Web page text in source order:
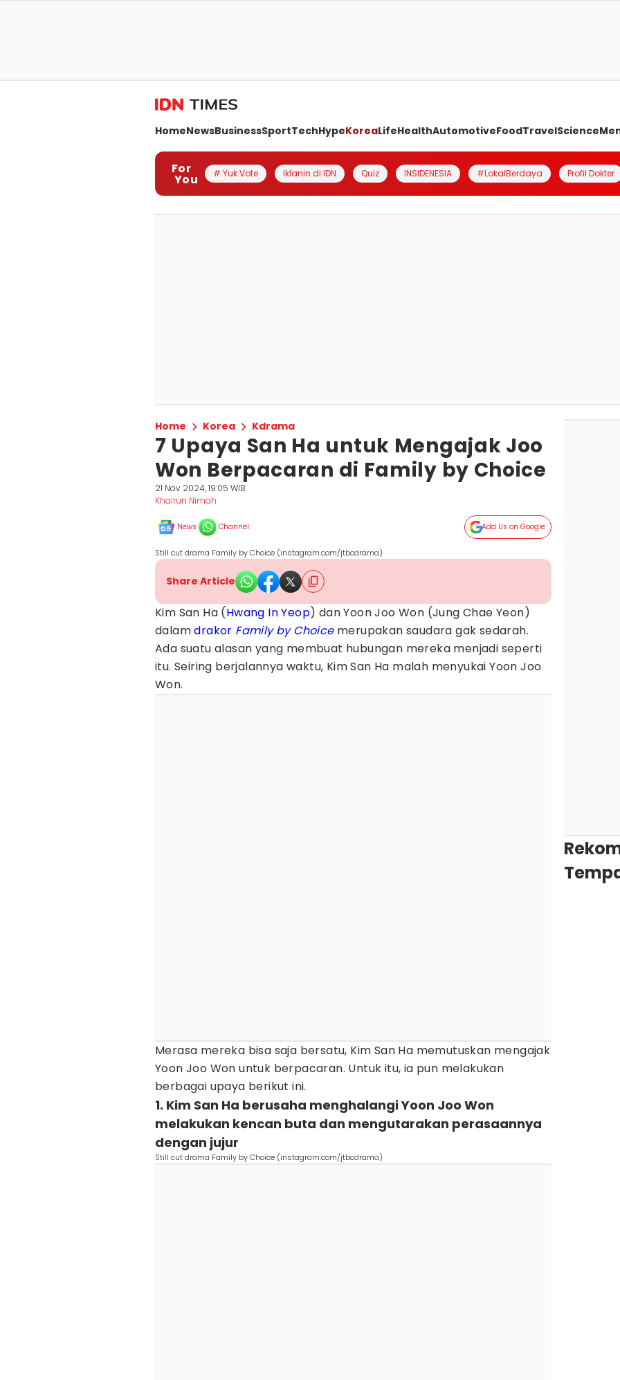
HomeNewsBusinessSportTechHypeKoreaLifeHealthAutomotiveFoodTravelScience
For
You # Yuk Vote Iklanin di IDN Quiz INSIDENESIA #LokalBerdaya Profil Dokter
Home Korea Kdrama
7 Upaya San Ha untuk Mengajak Joo
Won Berpacaran di Family by Choice
21 Nov 2024, 19:05 WIB
Khairun Nimah
News Channel Add Us on Google
Still cut drama Family by Choice (instagram.com/jtbcdrama)
Share Article
Kim San Ha (Hwang In Yeop) dan Yoon Joo Won (Jung Chae Yeon)
dalamdrakor Family by Choicemerupakan saudara gak sedarah.
Ada suatu alasan yang membuat hubungan mereka menjadi seperti
itu. Seiring berjalannya waktu, Kim San Ha malah menyukai Yoon Joo
Won.
Merasa mereka bisa saja bersatu, Kim San Ha memutuskan mengajak
Yoon Joo Won untuk berpacaran. Untuk itu, ia pun melakukan
berbagai upaya berikut ini.
1. Kim San Ha berusaha menghalangi Yoon Joo Won
melakukan kencan buta dan mengutarakan perasaannya
dengan jujur
Still cut drama Family by Choice (instagram.com/jtbcdrama)